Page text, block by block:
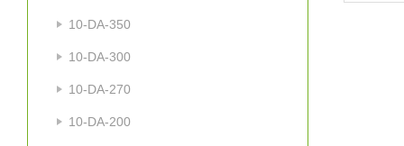
10-DA-350
10-DA-300
10-DA-270
10-DA-200